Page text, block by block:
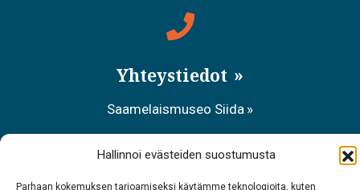
Hallinnoi evästeiden suostumusta
Parhaan kokemuksen tarjoamiseksi käytämme teknologioita, kuten
Yhteystiedot
Saamelaismuseo Siida